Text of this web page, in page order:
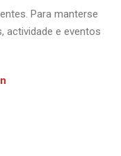
Para manterse
actividade e eventos